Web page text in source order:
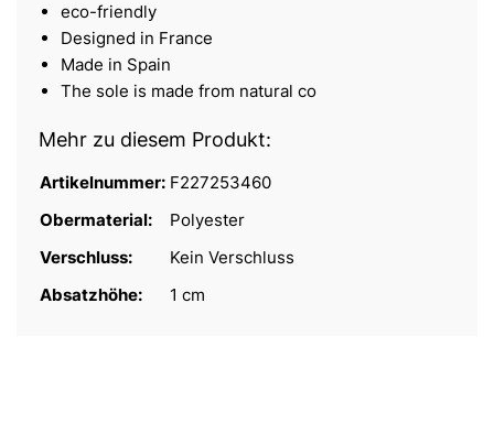
eco-friendly
Designed in France
Made in Spain
The sole is made from natural co
Mehr zu diesem Produkt:
Artikelnummer: F227253460
Obermaterial:
Polyester
Verschluss:
Kein Verschluss
Absatzhöhe:
1 cm